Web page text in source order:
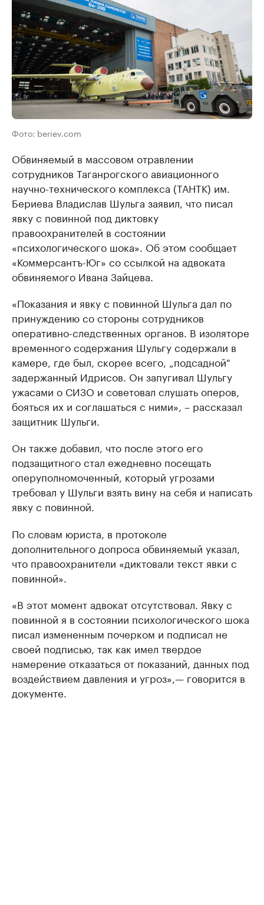
Фото: beriev.com
Обвиняемый в массовом отравлении
сотрудников Таганрогского авиационного
научно-технического комплекса (ТАНТК) им.
Бериева Владислав Шульга заявил, что писал
явку с повинной под диктовку
правоохранителей в состоянии
«психологического шока». Об этом сообщает
«Коммерсантъ-Юг» со ссылкой на адвоката
обвиняемого Ивана Зайцева.
«Показания и явку с повинной Шульга дал по
принуждению со стороны сотрудников
оперативно-следственных органов. В изоляторе
временного содержания Шульгу содержали в
камере, где был, скорее всего, „подсадной"
задержанный Идрисов. Он запугивал Шульгу
ужасами о СИЗО и советовал слушать оперов,
бояться их и соглашаться с ними», – рассказал
защитник Шульги.
Он также добавил, что после этого его
подзащитного стал ежедневно посещать
оперуполномоченный, который угрозами
требовал у Шульги взять вину на себя и написать
явку с повинной.
По словам юриста, в протоколе
дополнительного допроса обвиняемый указал,
что правоохранители «диктовали текст явки с
повинной».
«В этот момент адвокат отсутствовал. Явку с
повинной я в состоянии психологического шока
писал измененным почерком и подписал не
своей подписью, так как имел твердое
намерение отказаться от показаний, данных под
воздействием давления и угроз»,— говорится в
документе.